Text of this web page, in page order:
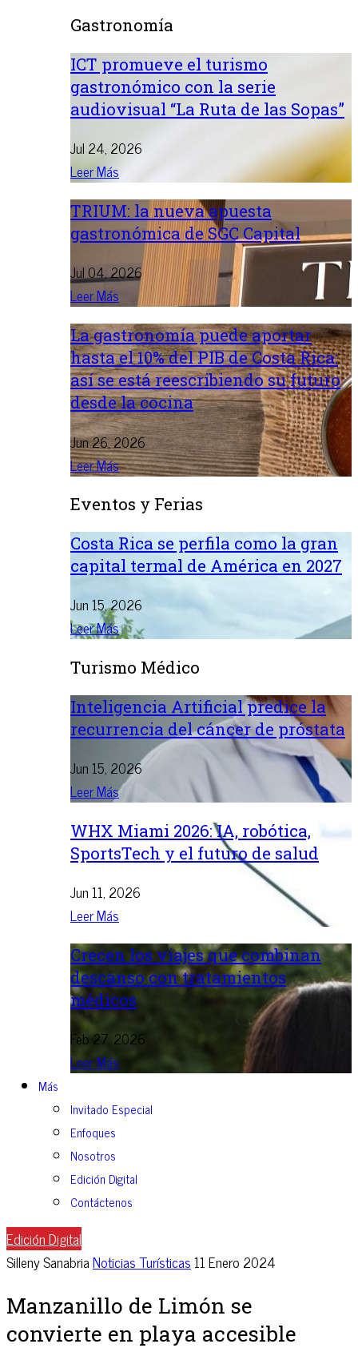
Gastronomía
ICT promueve el turismo
gastronómico con la serie
audiovisual “La Ruta de las Sopas”
Jul 24, 2026
Leer Más
TRIUM: la nueva apuesta
gastronómica de SGC Capital
Jul 04, 2026
Leer Más
La gastronomía puede aportar
hasta el 10% del PIB de Costa Rica:
así se está reescribiendo su futuro
desde la cocina
Jun 26, 2026
Leer Más
Eventos y Ferias
Costa Rica se perfila como la gran
capital termal de América en 2027
Jun 15, 2026
Leer Más
Turismo Médico
Inteligencia Artificial predice la
recurrencia del cáncer de próstata
Jun 15, 2026
Leer Más
WHX Miami 2026: IA, robótica,
SportsTech y el futuro de salud
Jun 11, 2026
Leer Más
Crecen los viajes que combinan
descanso con tratamientos
médicos
Feb 27, 2026
Leer Más
Más
Invitado Especial
Enfoques
Nosotros
Edición Digital
Contáctenos
Edición Digital
Silleny SanabriaNoticias Turísticas11 Enero 2024
Manzanillo de Limón se
convierte en playa accesible